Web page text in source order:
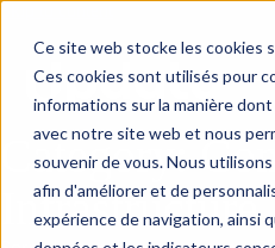
Ce site web stocke les cookies
Ces cookies sont utilisés pour
informations sur la manière
avec notre site web et nous
souvenir de vous. Nous
afin d'améliorer et de
expérience de navigation, ainsi
Skip to content
Category:
Infrastructure